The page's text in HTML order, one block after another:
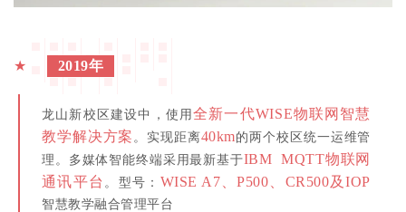
★ 2019年
龙山新校区建设中， 使用全新一代WISE物联网智慧
教学解决方案 。实现距离40km的两个校区统一运维管
理。多媒体智能终端采用最新基于IBM MQTT物联网
通讯平台 。型号： WISE A7、P500、CR500及IOP
智慧教学融合管理平台